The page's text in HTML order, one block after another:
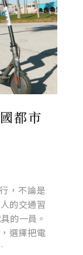
都市
，不論是
的交通習
的一員。
選擇把電